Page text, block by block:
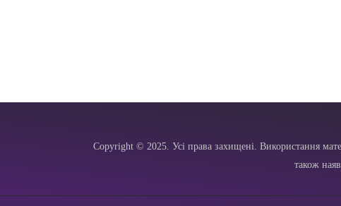
Copyright © 2025. Усі права захищені. Використання
також